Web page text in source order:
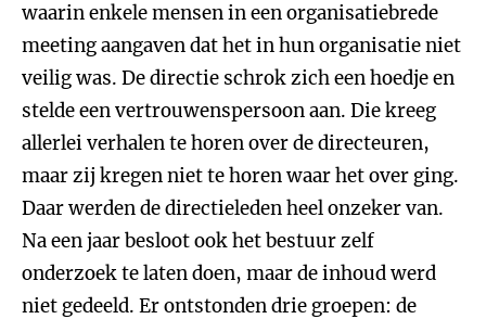
waarin enkele mensen in een organisatiebrede
meeting aangaven dat het in hun organisatie niet
veilig was. De directie schrok zich een hoedje en
stelde een vertrouwenspersoon aan. Die kreeg
allerlei verhalen te horen over de directeuren,
maar zij kregen niet te horen waar het over ging.
Daar werden de directieleden heel onzeker van.
Na een jaar besloot ook het bestuur zelf
onderzoek te laten doen, maar de inhoud werd
niet gedeeld. Er ontstonden drie groepen: de